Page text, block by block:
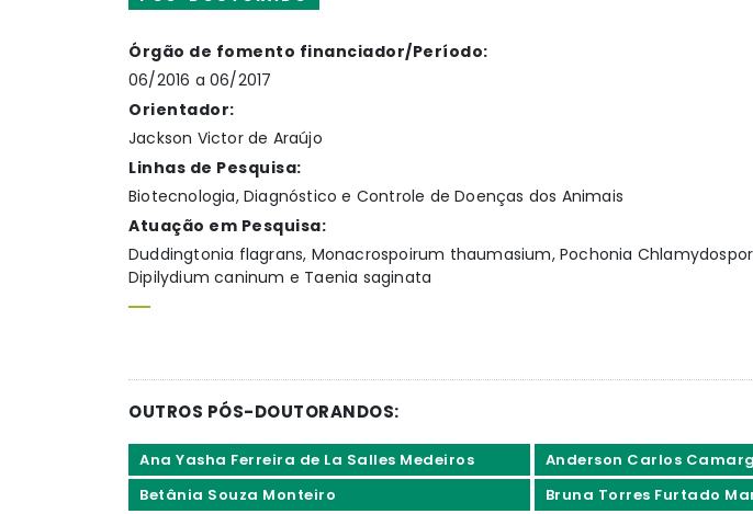
Órgão de fomento financiador/Período:
06/2016 a 06/2017
Orientador:
Jackson Victor de Araújo
Linhas de Pesquisa:
Biotecnologia, Diagnóstico e Controle de Doenças dos Animais
Atuação em Pesquisa:
Duddingtonia flagrans, Monacrospoirum thaumasium, Pochonia
Dipilydium caninum e Taenia saginata
OUTROS PÓS-DOUTORANDOS:
Ana Yasha Ferreira de La Salles Medeiros Anderson Carlos
Betânia Souza Monteiro
Bruna Torres Furtado